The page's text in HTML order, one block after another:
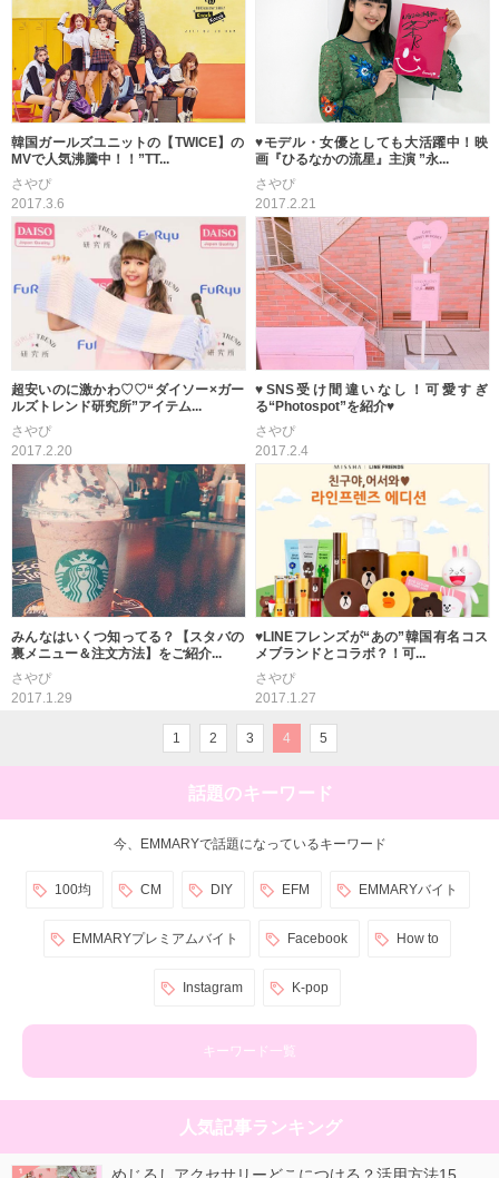
韓国ガールズユニットの【TWICE】の
MVで人気沸騰中！！”TT...
さやぴ
2017.3.6
♥モデル・女優としても大活躍中！映
画『ひるなかの流星』主演 ”永...
さやぴ
2017.2.21
超安いのに激かわ♡♡“ダイソー×ガー
ルズトレンド研究所”アイテム...
さやぴ
2017.2.20
♥SNS受け間違いなし！可愛すぎ
る“Photospot”を紹介♥
さやぴ
2017.2.4
みんなはいくつ知ってる？【スタバの
裏メニュー＆注文方法】をご紹介...
さやぴ
2017.1.29
♥LINEフレンズが“あの”韓国有名コス
メブランドとコラボ？！可...
さやぴ
2017.1.27
1 2 3 4 5
話題のキーワード
今、EMMARYで話題になっているキーワード
100均 CM DIY EFM EMMARYバイト
EMMARYプレミアムバイト Facebook How to
Instagram K-pop
キーワード一覧
人気記事ランキング